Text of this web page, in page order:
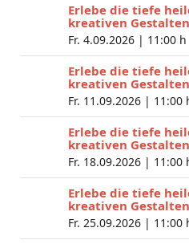
Erlebe die tiefe
kreativen Gestalten
Fr. 4.09.2026 | 11:00 h
Erlebe die tiefe
kreativen Gestalten
Fr. 11.09.2026 | 11:00
Erlebe die tiefe
kreativen Gestalten
Fr. 18.09.2026 | 11:00
Erlebe die tiefe
kreativen Gestalten
Fr. 25.09.2026 | 11:00